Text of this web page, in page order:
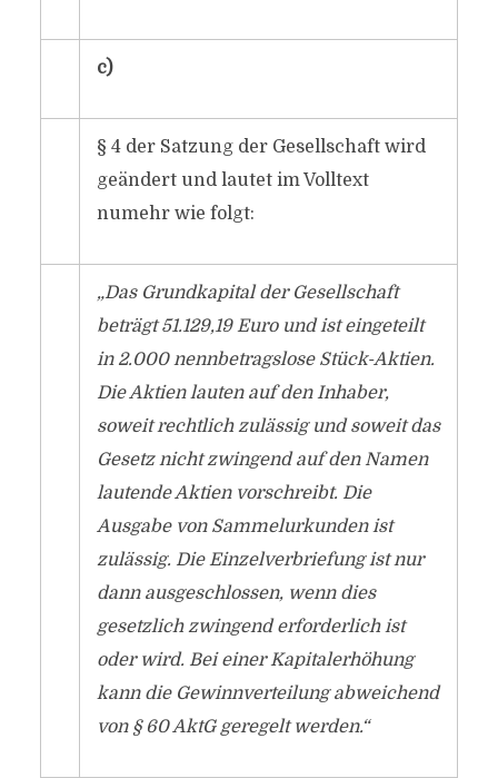
c)
§ 4 der Satzung der Gesellschaft wird
geändert und lautet im Volltext
numehr wie folgt:
„Das Grundkapital der Gesellschaft
beträgt 51.129,19 Euro und ist eingeteilt
in 2.000 nennbetragslose Stück-Aktien.
Die Aktien lauten auf den Inhaber,
soweit rechtlich zulässig und soweit das
Gesetz nicht zwingend auf den Namen
lautende Aktien vorschreibt. Die
Ausgabe von Sammelurkunden ist
zulässig. Die Einzelverbriefung ist nur
dann ausgeschlossen, wenn dies
gesetzlich zwingend erforderlich ist
oder wird. Bei einer Kapitalerhöhung
kann die Gewinnverteilung abweichend
von § 60 AktG geregelt werden.“